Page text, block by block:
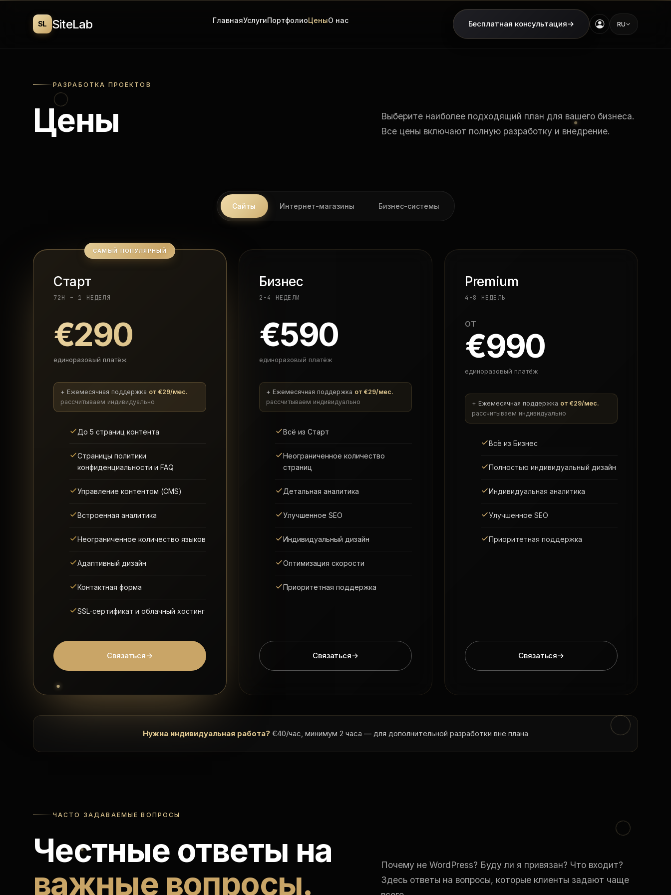
SL SiteLab ГлавнаяУслугиПортфолиоЦеныО нас Бесплатная консультация→ RU
РАЗРАБОТКА ПРОЕКТОВ
Цены
Выберите наиболее подходящий план для вашего бизнеса.
Все цены включают полную разработку и внедрение.
Сайты Интернет-магазины Бизнес-системы
САМЫЙ ПОПУЛЯРНЫЙ
Старт
72H – 1 НЕДЕЛЯ
€290
единоразовый платёж
+ Ежемесячная поддержка от €29/мес.
рассчитываем индивидуально
До 5 страниц контента
Страницы политики
конфиденциальности и FAQ
Управление контентом (CMS)
Встроенная аналитика
Неограниченное количество языков
Адаптивный дизайн
Контактная форма
SSL-сертификат и облачный хостинг
Связаться→
Бизнес
2-4 НЕДЕЛИ
€590
единоразовый платёж
+ Ежемесячная поддержка от €29/мес.
рассчитываем индивидуально
Всё из Старт
Неограниченное количество
страниц
Детальная аналитика
Улучшенное SEO
Индивидуальный дизайн
Оптимизация скорости
Приоритетная поддержка
Связаться→
Premium
4-8 НЕДЕЛЬ
от
€990
единоразовый платёж
+ Ежемесячная поддержка от €29/мес.
рассчитываем индивидуально
Всё из Бизнес
Полностью индивидуальный дизайн
Индивидуальная аналитика
Улучшенное SEO
Приоритетная поддержка
Связаться→
Нужна индивидуальная работа? €40/час, минимум 2 часа — для дополнительной разработки вне плана
ЧАСТО ЗАДАВАЕМЫЕ ВОПРОСЫ
Честные ответы на
важные вопросы.
Почему не WordPress? Буду ли я привязан? Что входит?
Здесь ответы на вопросы, которые клиенты задают чаще